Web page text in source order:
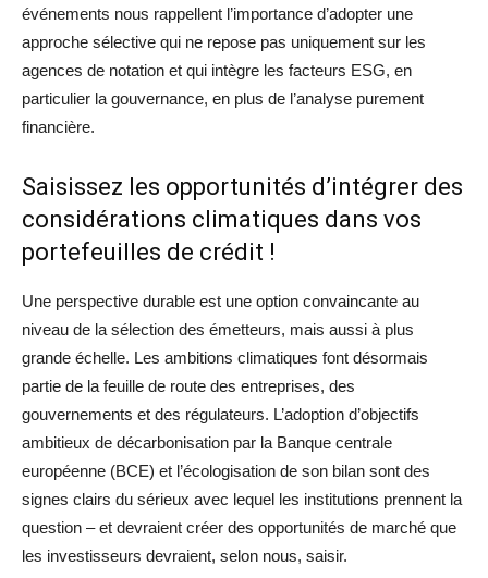
événements nous rappellent l’importance d’adopter une
approche sélective qui ne repose pas uniquement sur les
agences de notation et qui intègre les facteurs ESG, en
particulier la gouvernance, en plus de l’analyse purement
financière.
Saisissez les opportunités d’intégrer des
considérations climatiques dans vos
portefeuilles de crédit !
Une perspective durable est une option convaincante au
niveau de la sélection des émetteurs, mais aussi à plus
grande échelle. Les ambitions climatiques font désormais
partie de la feuille de route des entreprises, des
gouvernements et des régulateurs. L’adoption d’objectifs
ambitieux de décarbonisation par la Banque centrale
européenne (BCE) et l’écologisation de son bilan sont des
signes clairs du sérieux avec lequel les institutions prennent la
question – et devraient créer des opportunités de marché que
les investisseurs devraient, selon nous, saisir.